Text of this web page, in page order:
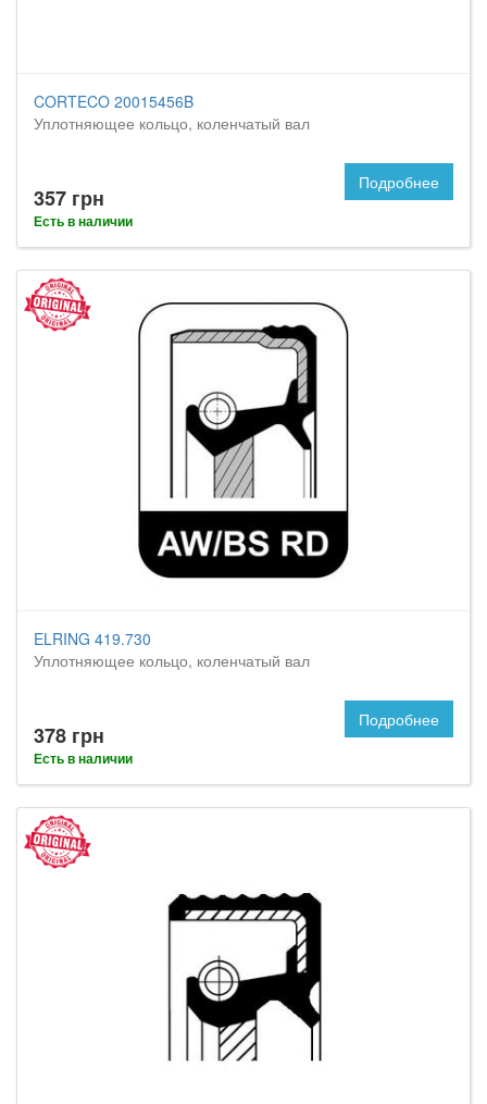
CORTECO 20015456B
Уплотняющее кольцо, коленчатый вал
357 грн
Есть в наличии
Подробнее
ELRING 419.730
Уплотняющее кольцо, коленчатый вал
378 грн
Есть в наличии
Подробнее